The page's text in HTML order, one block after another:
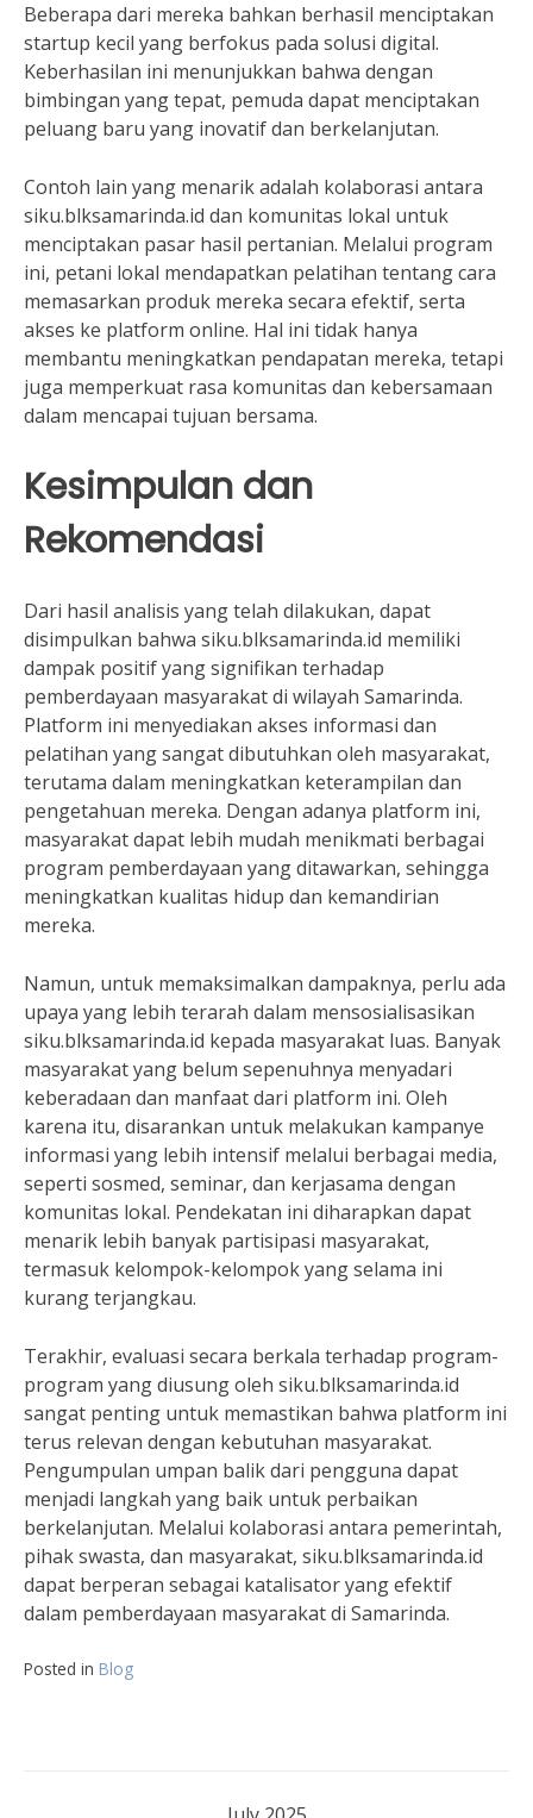
Beberapa dari mereka bahkan berhasil menciptakan
startup kecil yang berfokus pada solusi digital.
Keberhasilan ini menunjukkan bahwa dengan
bimbingan yang tepat, pemuda dapat menciptakan
peluang baru yang inovatif dan berkelanjutan.
Contoh lain yang menarik adalah kolaborasi antara
siku.blksamarinda.id dan komunitas lokal untuk
menciptakan pasar hasil pertanian. Melalui program
ini, petani lokal mendapatkan pelatihan tentang cara
memasarkan produk mereka secara efektif, serta
akses ke platform online. Hal ini tidak hanya
membantu meningkatkan pendapatan mereka, tetapi
juga memperkuat rasa komunitas dan kebersamaan
dalam mencapai tujuan bersama.
Kesimpulan dan
Rekomendasi
Dari hasil analisis yang telah dilakukan, dapat
disimpulkan bahwa siku.blksamarinda.id memiliki
dampak positif yang signifikan terhadap
pemberdayaan masyarakat di wilayah Samarinda.
Platform ini menyediakan akses informasi dan
pelatihan yang sangat dibutuhkan oleh masyarakat,
terutama dalam meningkatkan keterampilan dan
pengetahuan mereka. Dengan adanya platform ini,
masyarakat dapat lebih mudah menikmati berbagai
program pemberdayaan yang ditawarkan, sehingga
meningkatkan kualitas hidup dan kemandirian
mereka.
Namun, untuk memaksimalkan dampaknya, perlu ada
upaya yang lebih terarah dalam mensosialisasikan
siku.blksamarinda.id kepada masyarakat luas. Banyak
masyarakat yang belum sepenuhnya menyadari
keberadaan dan manfaat dari platform ini. Oleh
karena itu, disarankan untuk melakukan kampanye
informasi yang lebih intensif melalui berbagai media,
seperti sosmed, seminar, dan kerjasama dengan
komunitas lokal. Pendekatan ini diharapkan dapat
menarik lebih banyak partisipasi masyarakat,
termasuk kelompok-kelompok yang selama ini
kurang terjangkau.
Terakhir, evaluasi secara berkala terhadap program-
program yang diusung oleh siku.blksamarinda.id
sangat penting untuk memastikan bahwa platform ini
terus relevan dengan kebutuhan masyarakat.
Pengumpulan umpan balik dari pengguna dapat
menjadi langkah yang baik untuk perbaikan
berkelanjutan. Melalui kolaborasi antara pemerintah,
pihak swasta, dan masyarakat, siku.blksamarinda.id
dapat berperan sebagai katalisator yang efektif
dalam pemberdayaan masyarakat di Samarinda.
Posted in Blog